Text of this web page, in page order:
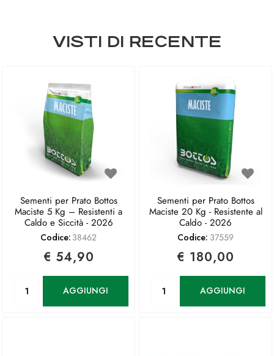
VISTI DI RECENTE
Sementi per Prato Bottos
Maciste 5 Kg – Resistenti a
Caldo e Siccità - 2026
Codice: 38462
€ 54,90
AGGIUNGI
Sementi per Prato Bottos
Maciste 20 Kg - Resistente al
Caldo - 2026
Codice: 37559
€ 180,00
AGGIUNGI